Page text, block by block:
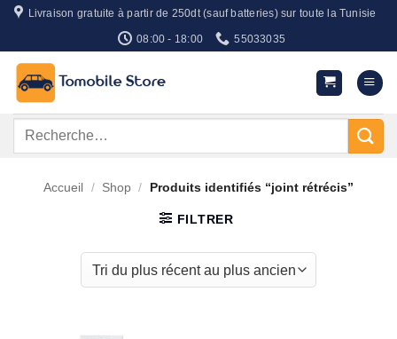
Passer
contenu
Livraison gratuite à partir de 250dt (sauf batteries) sur toute la Tunisie
08:00 - 18:00 55033035
Recherche
Accueil / Shop / Produits identifiés “joint rétrécis”
FILTRER